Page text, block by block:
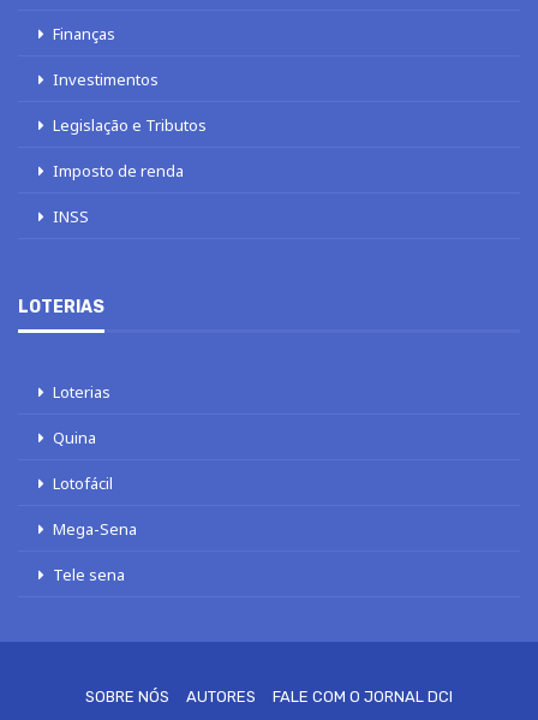
Finanças
Investimentos
Legislação e Tributos
Imposto de renda
INSS
LOTERIAS
Loterias
Quina
Lotofácil
Mega-Sena
Tele sena
SOBRE NÓS AUTORES FALE COM O JORNAL DCI